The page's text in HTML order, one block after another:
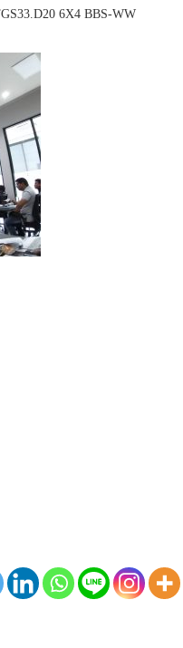
6X4 BBS-WW